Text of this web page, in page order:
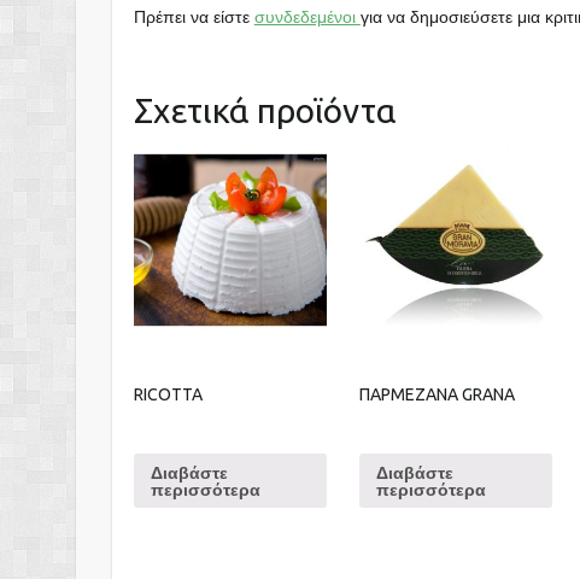
Πρέπει να είστε συνδεδεμένοι για να δημοσιεύσετε μια
Σχετικά προϊόντα
RICOTTA
Διαβάστε
περισσότερα
ΠΑΡΜΕΖΑΝΑ GRANA
Διαβάστε
περισσότερα